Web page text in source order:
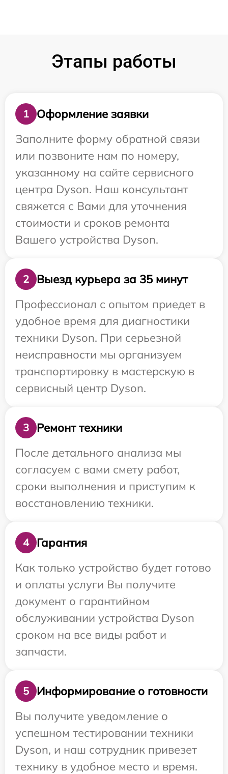
Этапы работы
1
Оформление заявки
Заполните форму обратной связи
или позвоните нам по номеру,
указанному на сайте сервисного
центра Dyson. Наш консультант
свяжется с Вами для уточнения
стоимости и сроков ремонта
Вашего устройства Dyson.
2
Выезд курьера за 35 минут
Профессионал с опытом приедет в
удобное время для диагностики
техники Dyson. При серьезной
неисправности мы организуем
транспортировку в мастерскую в
сервисный центр Dyson.
3
Ремонт техники
После детального анализа мы
согласуем с вами смету работ,
сроки выполнения и приступим к
восстановлению техники.
4
Гарантия
Как только устройство будет готово
и оплаты услуги Вы получите
документ о гарантийном
обслуживании устройства Dyson
сроком на все виды работ и
запчасти.
5
Информирование о готовности
Вы получите уведомление о
успешном тестировании техники
Dyson, и наш сотрудник привезет
технику в удобное место и время.